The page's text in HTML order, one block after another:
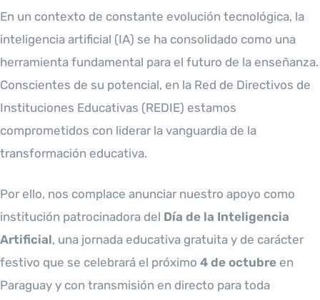
En un contexto de constante evolución tecnológica, la
inteligencia artificial (IA) se ha consolidado como una
herramienta fundamental para el futuro de la enseñanza.
Conscientes de su potencial, en la Red de Directivos de
Instituciones Educativas (REDIE) estamos
comprometidos con liderar la vanguardia de la
transformación educativa.
Por ello, nos complace anunciar nuestro apoyo como
institución patrocinadora del Día de la Inteligencia
Artificial, una jornada educativa gratuita y de carácter
festivo que se celebrará el próximo 4 de octubre en
Paraguay y con transmisión en directo para toda